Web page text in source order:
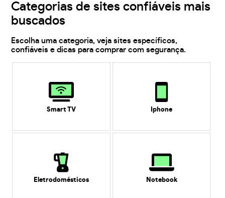
Categorias de sites confiáveis mais
buscados
Escolha uma categoria, veja sites específicos,
confiáveis e dicas para comprar com segurança.
Smart TV Iphone
Eletrodomésticos Notebook